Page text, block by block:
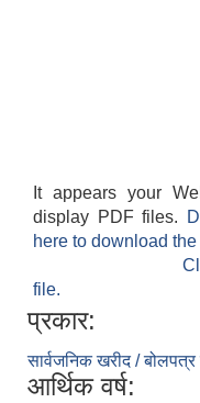
It appears your
display PDF files.
here to download
file.
प्रकार:
सार्वजनिक खरीद /
आर्थिक वर्ष: